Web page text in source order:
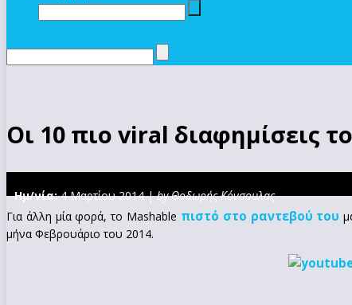
Οι 10 πιο viral διαφημίσεις
Ημ/νία:4 Μαρτίου 2014 |by Θοδωρής Κόνσουλας
Για άλλη μία φορά, το Mashable πιστό στο ραντεβού του
μήνα Φεβρουάριο του 2014.